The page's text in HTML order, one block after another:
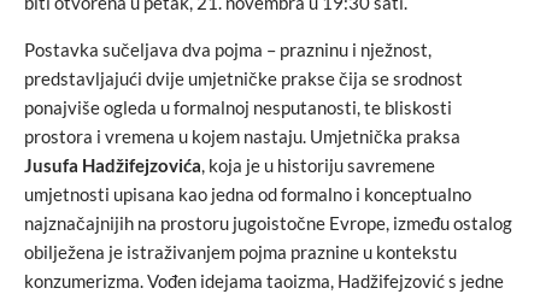
Postavka sučeljava dva pojma – prazninu i nježnost,
predstavljajući dvije umjetničke prakse čija se srodnost
ponajviše ogleda u formalnoj nesputanosti, te bliskosti
prostora i vremena u kojem nastaju. Umjetnička praksa
Jusufa Hadžifejzovića, koja je u historiju savremene
umjetnosti upisana kao jedna od formalno i konceptualno
najznačajnijih na prostoru jugoistočne Evrope, između ostalog
obilježena je istraživanjem pojma praznine u kontekstu
konzumerizma. Vođen idejama taoizma, Hadžifejzović s jedne